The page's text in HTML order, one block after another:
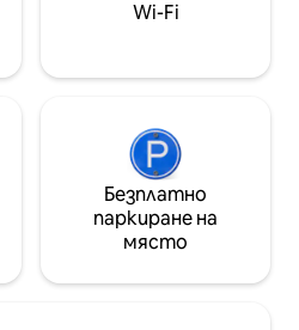
заразната
Wi-Fi
Безплатно
паркиране на
място